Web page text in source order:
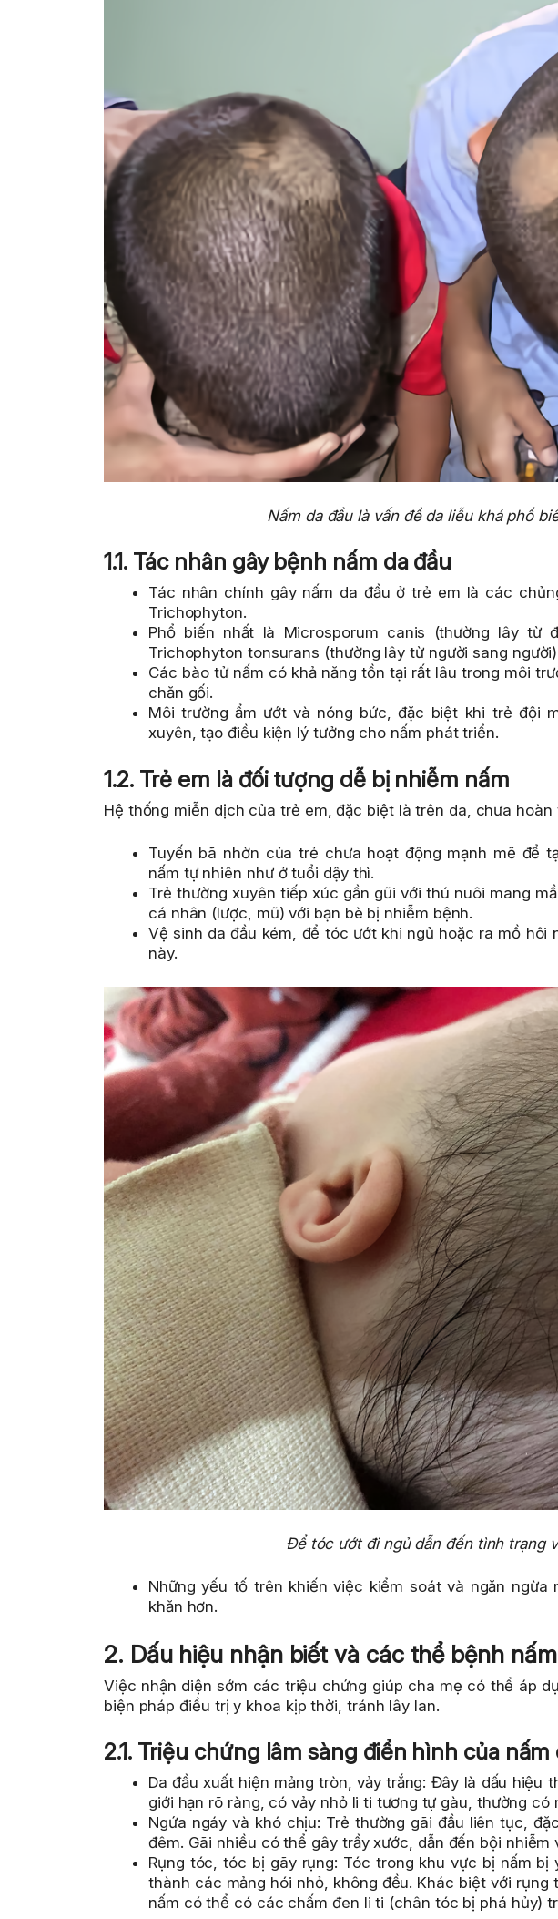
Nấm da đầu là vấn đề da liễu khá phổ
1.1. Tác nhân gây bệnh nấm da đầu
Tác nhân chính gây nấm da đầu ở trẻ em là các
Trichophyton.
Phổ biến nhất là Microsporum canis (thường lây từ
Trichophyton tonsurans (thường lây từ người sang
Các bào tử nấm có khả năng tồn tại rất lâu trong môi
chăn gối.
Môi trường ẩm ướt và nóng bức, đặc biệt khi trẻ đội
xuyên, tạo điều kiện lý tưởng cho nấm phát triển.
1.2. Trẻ em là đối tượng dễ bị nhiễm nấm
Hệ thống miễn dịch của trẻ em, đặc biệt là trên da, chưa hoàn
Tuyến bã nhờn của trẻ chưa hoạt động mạnh mẽ để
nấm tự nhiên như ở tuổi dậy thì.
Trẻ thường xuyên tiếp xúc gần gũi với thú nuôi mang
cá nhân (lược, mũ) với bạn bè bị nhiễm bệnh.
Vệ sinh da đầu kém, để tóc ướt khi ngủ hoặc ra mồ hôi
này.
Để tóc ướt đi ngủ dẫn đến tình trạng
Những yếu tố trên khiến việc kiểm soát và ngăn
khăn hơn.
2. Dấu hiệu nhận biết và các thể bệnh
Việc nhận diện sớm các triệu chứng giúp cha mẹ có thể áp
biện pháp điều trị y khoa kịp thời, tránh lây lan.
2.1. Triệu chứng lâm sàng điển hình của nấm
Da đầu xuất hiện mảng tròn, vảy trắng: Đây là dấu hiệu
giới hạn rõ ràng, có vảy nhỏ li ti tương tự gàu, thường có
Ngứa ngáy và khó chịu: Trẻ thường gãi đầu liên tục,
đêm. Gãi nhiều có thể gây trầy xước, dẫn đến bội nhiễm
Rụng tóc, tóc bị gãy rụng: Tóc trong khu vực bị nấm
thành các mảng hói nhỏ, không đều. Khác biệt với
nấm có thể có các chấm đen li ti (chân tóc bị phá hủy)